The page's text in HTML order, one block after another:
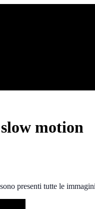
motion
presenti tutte le